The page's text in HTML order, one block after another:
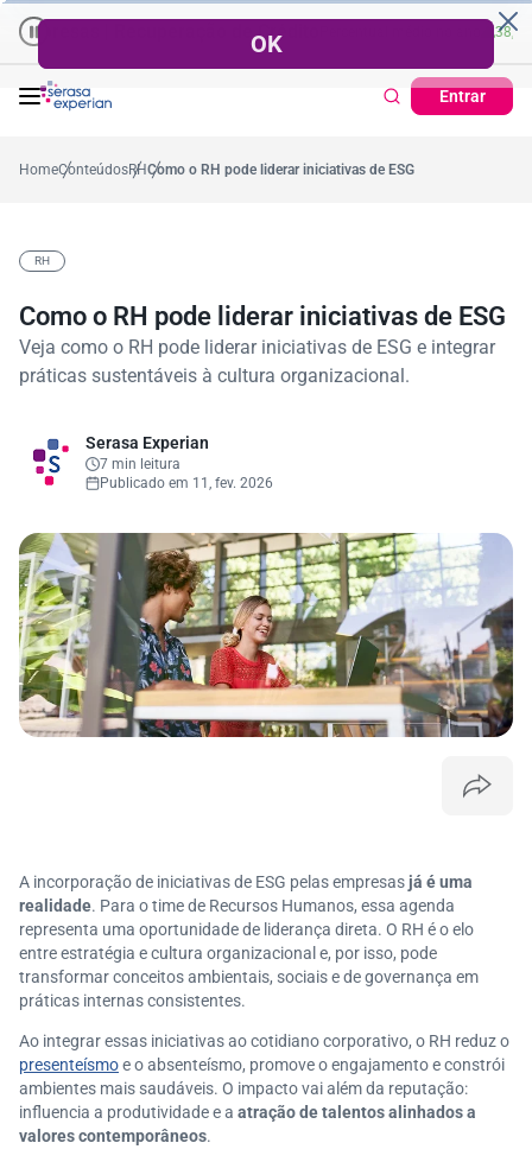
| Recuperação de Crédito 38,7%
Entrar
57,2% Cartão de Crédito | Cadastro
HomeConteúdosRHComo o RH pode liderar iniciativas de ESG
RH
Como o RH pode liderar iniciativas de ESG
Veja como o RH pode liderar iniciativas de ESG e integrar
práticas sustentáveis à cultura organizacional.
Serasa Experian
7 min leitura
Publicado em 11, fev. 2026
A incorporação de iniciativas de ESG pelas empresas já é uma
realidade. Para o time de Recursos Humanos, essa agenda
representa uma oportunidade de liderança direta. O RH é o elo
entre estratégia e cultura organizacional e, por isso, pode
transformar conceitos ambientais, sociais e de governança em
práticas internas consistentes.
Ao integrar essas iniciativas ao cotidiano corporativo, o RH reduz o
presenteísmoe o absenteísmo, promove o engajamento e constrói
ambientes mais saudáveis. O impacto vai além da reputação:
influencia a produtividade e a atração de talentos alinhados a
valores contemporâneos.